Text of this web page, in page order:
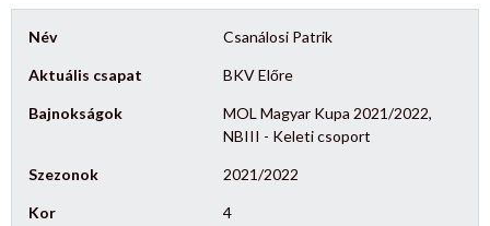
Név Csanálosi Patrik
Aktuális csapat BKV Előre
Bajnokságok
MOL Magyar Kupa 2021/2022,
NBIII - Keleti csoport
Szezonok 2021/2022
Kor 4